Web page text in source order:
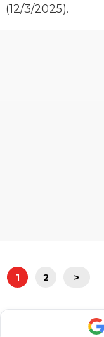
(12/3/2025).
1 2 >